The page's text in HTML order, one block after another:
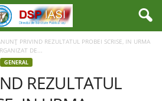
PRIVIND REZULTATUL PROBEI SCRISE, IN URMA
DE...
GENERAL
REZULTATUL